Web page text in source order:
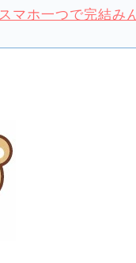
スマホ一つで完結み